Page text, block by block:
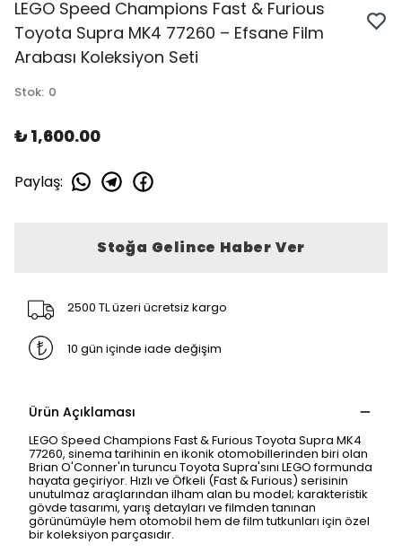
LEGO Speed Champions Fast & Furious
Toyota Supra MK4 77260 – Efsane Film
Arabası Koleksiyon Seti
Stok: 0
₺ 1,600.00
Paylaş:
Stoğa Gelince Haber Ver
2500 TL üzeri ücretsiz kargo
10 gün içinde iade değişim
Ürün Açıklaması
LEGO Speed Champions Fast & Furious Toyota Supra MK4
77260, sinema tarihinin en ikonik otomobillerinden biri olan
Brian O'Conner'ın turuncu Toyota Supra'sını LEGO formunda
hayata geçiriyor. Hızlı ve Öfkeli (Fast & Furious) serisinin
unutulmaz araçlarından ilham alan bu model; karakteristik
gövde tasarımı, yarış detayları ve filmden tanınan
görünümüyle hem otomobil hem de film tutkunları için özel
bir koleksiyon parçasıdır.